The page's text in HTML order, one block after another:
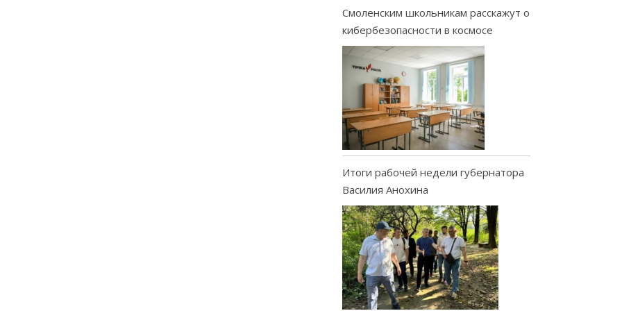
Смоленским школьникам расскажут о
кибербезопасности в космосе
Итоги рабочей недели губернатора
Василия Анохина